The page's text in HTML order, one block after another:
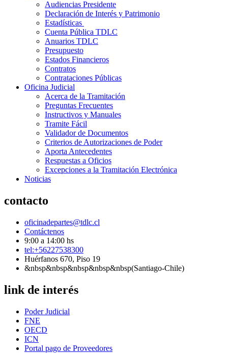
Audiencias Presidente
Declaración de Interés y Patrimonio
Estadísticas
Cuenta Pública TDLC
Anuarios TDLC
Presupuesto
Estados Financieros
Contratos
Contrataciones Públicas
Oficina Judicial
Acerca de la Tramitación
Preguntas Frecuentes
Instructivos y Manuales
Tramite Fácil
Validador de Documentos
Criterios de Autorizaciones de Poder
Aporta Antecedentes
Respuestas a Oficios
Excepciones a la Tramitación Electrónica
Noticias
contacto
oficinadepartes@tdlc.cl
Contáctenos
9:00 a 14:00 hs
tel:+56227538300
Huérfanos 670, Piso 19
&nbsp&nbsp&nbsp&nbsp&nbsp(Santiago-Chile)
link de interés
Poder Judicial
FNE
OECD
ICN
Portal pago de Proveedores